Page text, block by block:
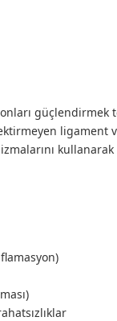
ligament
kullanarak